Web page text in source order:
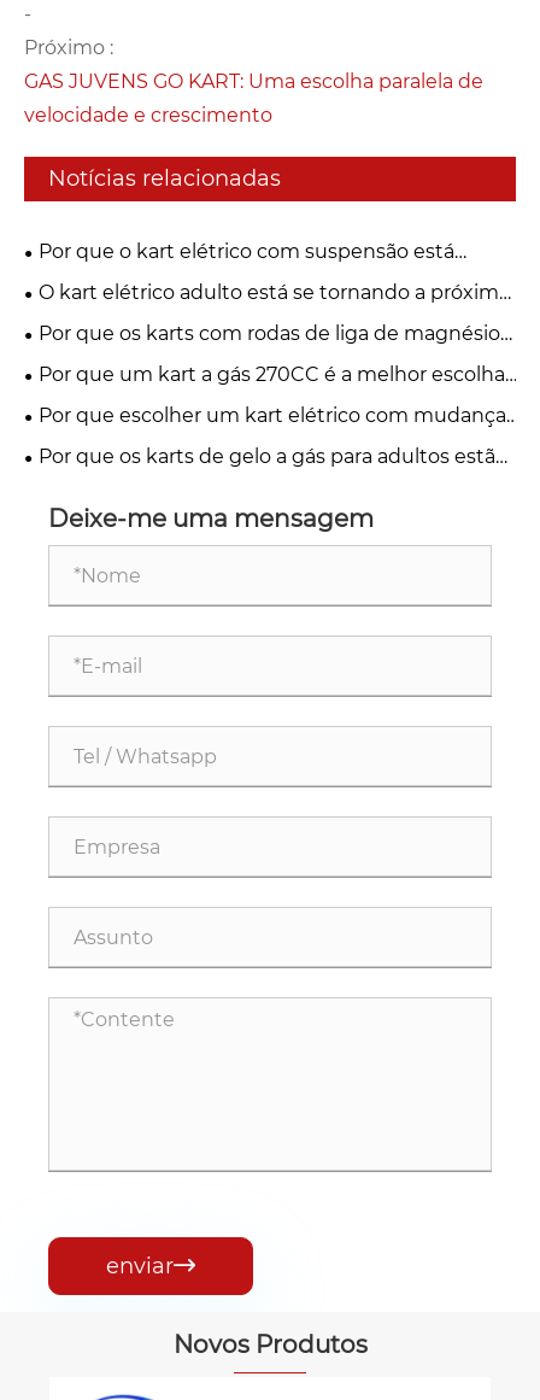
-
Próximo :
GAS JUVENS GO KART: Uma escolha paralela de
velocidade e crescimento
Notícias relacionadas
Por que o kart elétrico com suspensão está
mudando o futuro da direção recreativa?
O kart elétrico adulto está se tornando a próxima
tendência global de mobilidade?
Por que os karts com rodas de liga de magnésio
estão se tornando a primeira escolha para os
pilotos modernos?
Por que um kart a gás 270CC é a melhor escolha
para aventuras off-road?
Por que escolher um kart elétrico com mudança
de controle remoto para diversão na direção
moderna?
Por que os karts de gelo a gás para adultos estão
Deixe-me uma mensagem
enviar
Novos Produtos